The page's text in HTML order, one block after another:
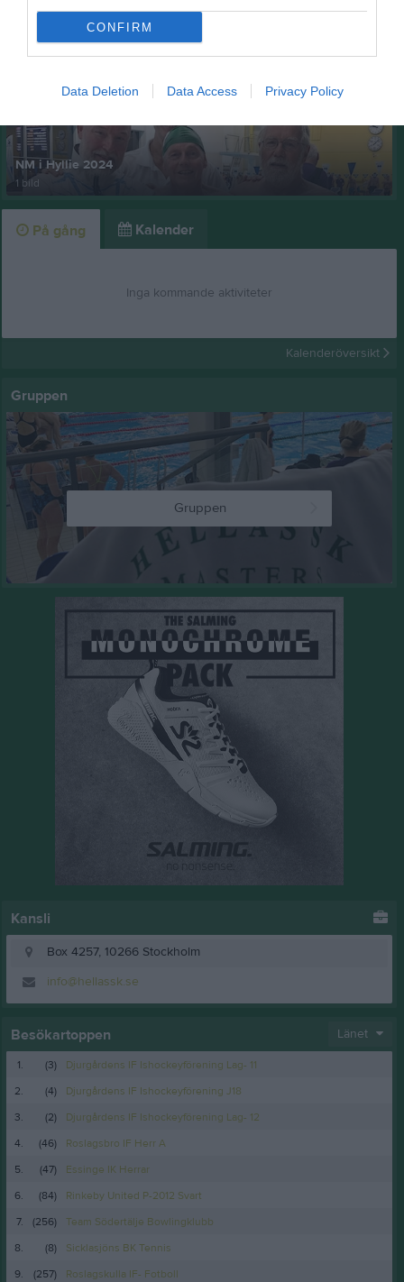
CONFIRM
Data Deletion Data Access Privacy Policy
Senast uppdaterade album
NM i Hyllie 2024
1 bild
På gång Kalender
Inga kommande aktiviteter
Kalenderöversikt
Gruppen
Gruppen
Kansli
Box 4257, 10266 Stockholm
info@hellassk.se
Besökartoppen Länet
1. (3)
Djurgårdens IF Ishockeyförening Lag- 11
2.
(4)
Djurgårdens IF Ishockeyförening J18
3.
(2)
Djurgårdens IF Ishockeyförening Lag- 12
4.
(46)
Roslagsbro IF Herr A
5.
(47)
Essinge IK Herrar
6.
(84)
Rinkeby United P-2012 Svart
7.
(256)
Team Södertälje Bowlingklubb
8.
(8)
Sicklasjöns BK Tennis
9.
(257) Roslagskulla IF- Fotboll